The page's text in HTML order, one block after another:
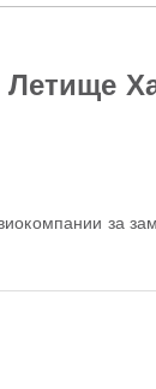
Летище
за